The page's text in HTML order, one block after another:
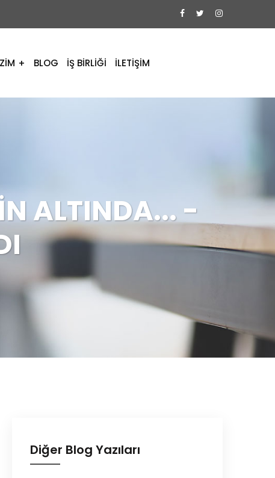
BLOG İŞ BİRLİĞİ İLETİŞİM
ALTINDA... -
Diğer Blog Yazıları